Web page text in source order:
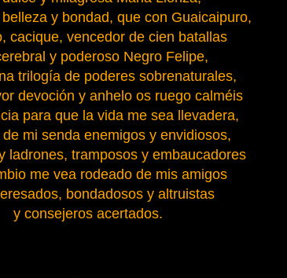
y bondad, que con Guaicaipuro,
cacique, vencedor de cien batallas
y poderoso Negro Felipe,
trilogía de poderes sobrenaturales,
devoción y anhelo os ruego calméis
para que la vida me sea llevadera,
mi senda enemigos y envidiosos,
ladrones, tramposos y embaucadores
me vea rodeado de mis amigos
bondadosos y altruistas
y consejeros acertados.